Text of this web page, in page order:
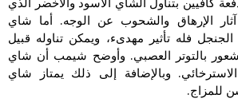
الإرهاق والشحوب عن الوجه. أما شاي
فله تأثير مهدىء، ويمكن تناوله قبيل
بالتوتر العصبي. وأوضح شيمب أن شاي
الاسترخائي. وبالإضافة إلى ذلك يمتاز شاي
للمزاج.